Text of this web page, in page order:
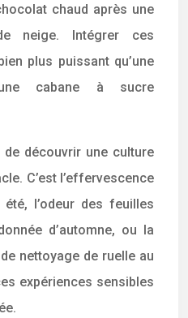
chaud après une
neige. Intégrer ces
plus puissant qu’une
cabane à sucre
découvrir une culture
C’est l’effervescence
l’odeur des feuilles
d’automne, ou la
nettoyage de ruelle au
expériences sensibles